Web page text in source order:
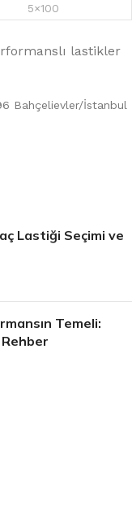
5×100
Gri
6.5''
lastikler
Bahçelievler/İstanbul
Lastiği Seçimi ve
Temeli:
Rehber